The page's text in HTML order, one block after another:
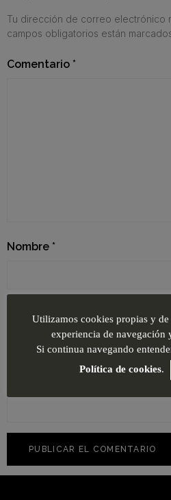
Tu dirección de correo electrónico
campos obligatorios están
Comentario *
Nombre *
Correo electrónico
Utilizamos cookies propias y de
experiencia de navegación
Si continua navegando
Política de cookies.